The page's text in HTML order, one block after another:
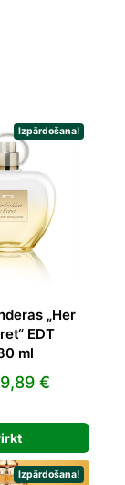
Izpārdošana!
„Her
EDT
ml
€.
€
19,89 €.
Izpārdošana!